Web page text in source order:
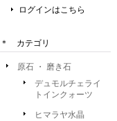
ログインはこちら
＊ カテゴリ
原石 ・ 磨き石
デュモルチェライ
トインクォーツ
ヒマラヤ水晶